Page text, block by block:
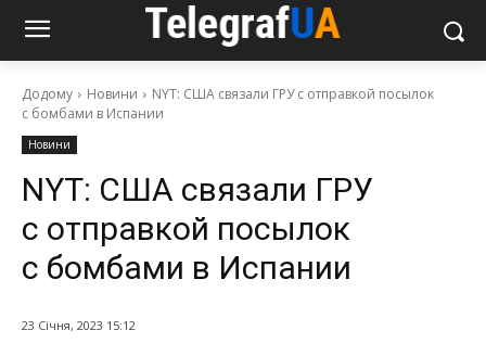
Додому Новини
NYT: США связали ГРУ с отправкой посылок
с бомбами в Испании
Новини
NYT: США связали ГРУ
с отправкой посылок
с бомбами в Испании
23 Січня, 2023 15:12